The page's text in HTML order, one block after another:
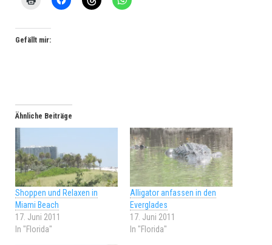
Gefällt mir:
Ähnliche Beiträge
Shoppen und Relaxen in
Miami Beach
17. Juni 2011
In "Florida"
Alligator anfassen in den
Everglades
17. Juni 2011
In "Florida"